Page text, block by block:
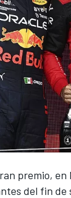
premio, en
del fin de